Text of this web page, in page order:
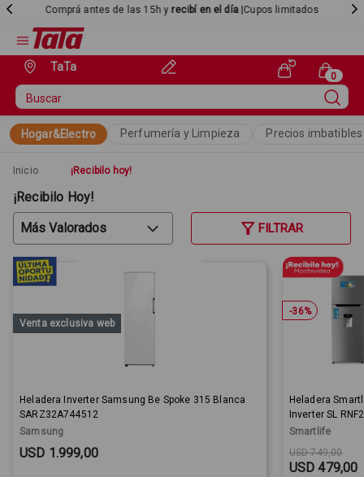
Comprá antes de las 15h y recibí en el día|Cupos limitados
TaTa
Hogar&Electro Perfumería y Limpieza Precios imbatibles
Inicio ¡Recibilo hoy!
¡Recibilo Hoy!
FILTRAR
Venta exclusiva web
Heladera Inverter Samsung Be Spoke 315 Blanca
SARZ32A744512
Samsung
Sale Price:
USD 1.999,00
Heladera
Inverter SL
249 lt
Smartlife
Original
USD 749,00
Sale Price:
USD 479,00
-36%